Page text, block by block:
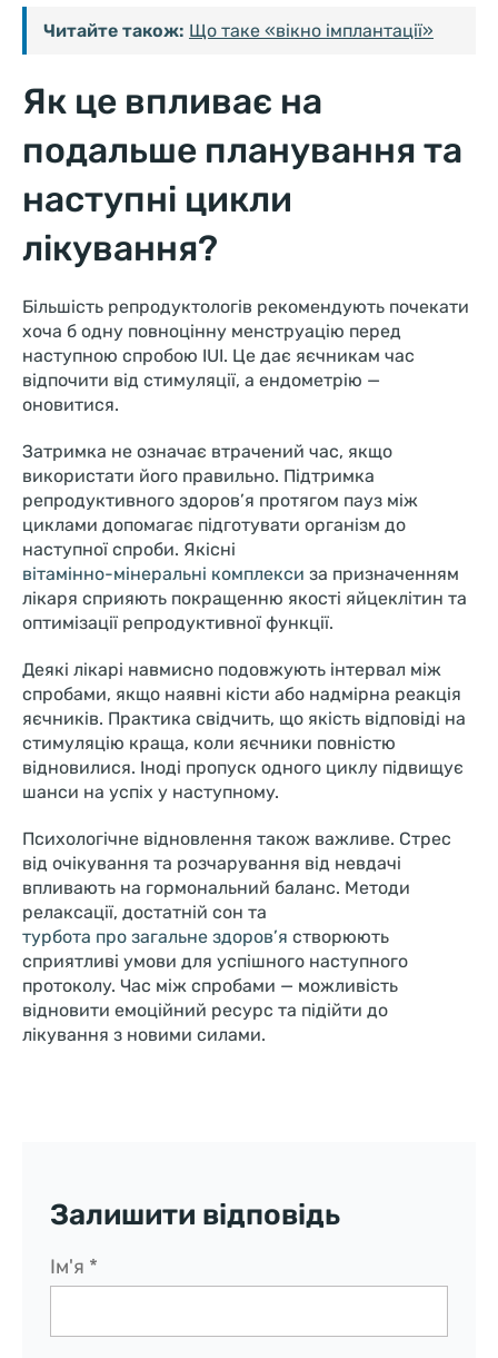
Читайте також: Що таке «вікно імплантації»
Як це впливає на
подальше планування та
наступні цикли
лікування?
Більшість репродуктологів рекомендують почекати
хоча б одну повноцінну менструацію перед
наступною спробою IUI. Це дає яєчникам час
відпочити від стимуляції, а ендометрію —
оновитися.
Затримка не означає втрачений час, якщо
використати його правильно. Підтримка
репродуктивного здоров’я протягом пауз між
циклами допомагає підготувати організм до
наступної спроби. Якісні
вітамінно-мінеральні комплекси за призначенням
лікаря сприяють покращенню якості яйцеклітин та
оптимізації репродуктивної функції.
Деякі лікарі навмисно подовжують інтервал між
спробами, якщо наявні кісти або надмірна реакція
яєчників. Практика свідчить, що якість відповіді на
стимуляцію краща, коли яєчники повністю
відновилися. Іноді пропуск одного циклу підвищує
шанси на успіх у наступному.
Психологічне відновлення також важливе. Стрес
від очікування та розчарування від невдачі
впливають на гормональний баланс. Методи
релаксації, достатній сон та
турбота про загальне здоров’я створюють
сприятливі умови для успішного наступного
протоколу. Час між спробами — можливість
відновити емоційний ресурс та підійти до
лікування з новими силами.
Залишити відповідь
Ім'я *